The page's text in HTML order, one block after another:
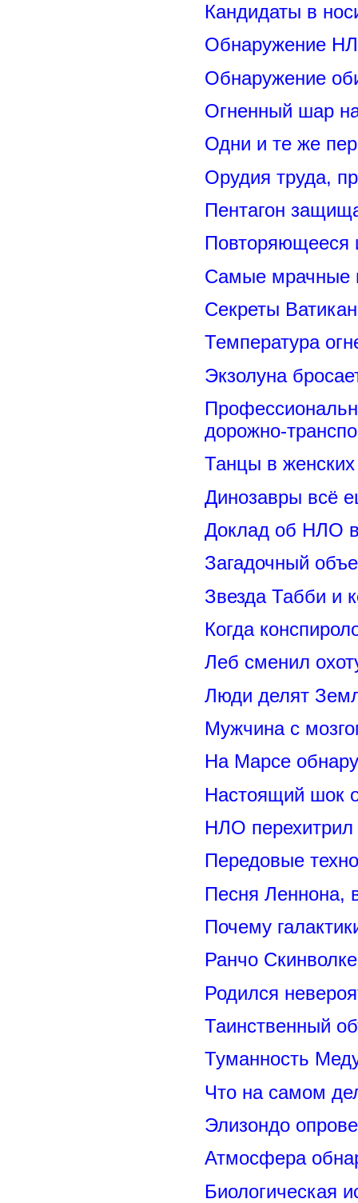
Кандидаты в
Обнаружение
Обнаружение
Огненный шар
Одни и те же
Орудия труда,
Пентагон
Повторяющееся
Самые мрачные
Секреты
Температура
Экзолуна
дорожно-
Танцы в женских
Динозавры всё
Доклад об НЛО
Загадочный
Звезда Табби и
Когда
Леб сменил
Люди делят
Мужчина с
На Марсе
Настоящий шок
НЛО перехитрил
Передовые
Песня Леннона,
Почему
Ранчо
Родился
Таинственный
Туманность
Что на самом
Элизондо
Атмосфера
Биологическая